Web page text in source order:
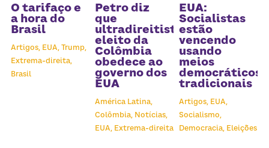
O tarifaço e
a hora do
Brasil
Artigos, EUA, Trump,
Extrema-direita,
Brasil
Petro diz
que
ultradireitista
eleito da
Colômbia
obedece ao
governo dos
EUA
América Latina,
Colômbia, Notícias,
EUA, Extrema-direita
EUA:
Socialistas
estão
vencendo
usando
meios
democráticos
tradicionais
Artigos, EUA,
Socialismo,
Democracia, Eleições